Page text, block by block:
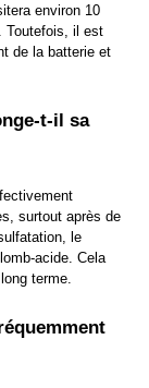
environ 10
Toutefois, il est
de la batterie et
t-il sa
surtout après de
le
acide. Cela
terme.